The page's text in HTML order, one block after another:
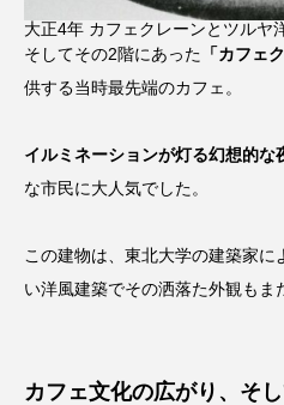
大正4年 カフェクレーンとツルヤ
そしてその2階にあった 「カフェ
供する当時最先端のカフェ。
イルミネーションが灯る幻想的な
な市民に大人気でした。
この建物は、東北大学の建築家に
い洋風建築でその洒落た外観もま
カフェ文化の広がり、そ